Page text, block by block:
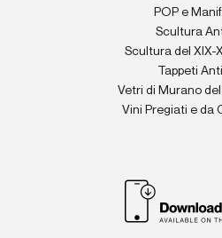
POP e
Scultura
Scultura del XIX-
Tappeti
Vetri di Murano
Vini Pregiati e da